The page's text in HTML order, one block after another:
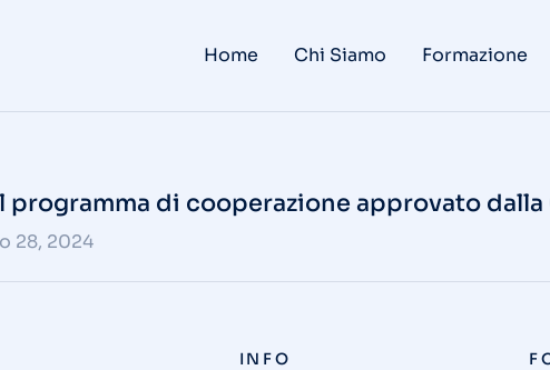
Home Chi Siamo Formazione
programma di cooperazione approvato
28, 2024
INFO